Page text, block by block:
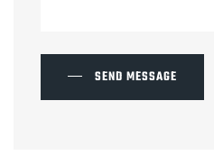
SEND MESSAGE